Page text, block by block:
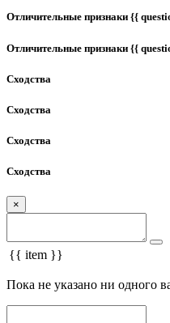
Отличительные признаки {{
Отличительные признаки {{
Сходства
Сходства
Сходства
Сходства
×
{{ item }}
Пока не указано ни одного